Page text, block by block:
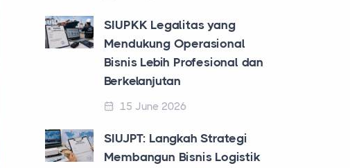
SIUPKK Legalitas yang
Mendukung Operasional
Bisnis Lebih Profesional dan
Berkelanjutan
15 June 2026
SIUJPT: Langkah Strategi
Membangun Bisnis Logistik